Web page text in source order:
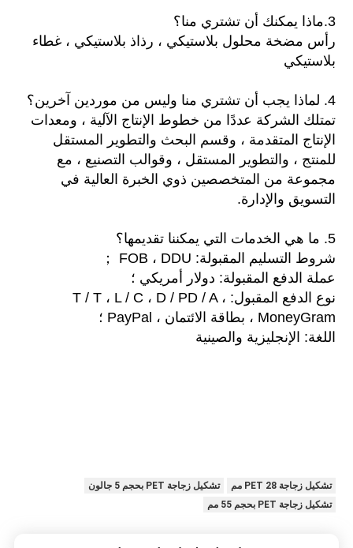
3.ماذا يمكنك أن تشتري منا؟
رأس مضخة محلول بلاستيكي ، رذاذ بلاستيكي ، غطاء
بلاستيكي
4. لماذا يجب أن تشتري منا وليس من موردين آخرين؟
تمتلك الشركة عددًا من خطوط الإنتاج الآلية ، ومعدات
الإنتاج المتقدمة ، وقسم البحث والتطوير المستقل
للمنتج ، والتطوير المستقل ، وقوالب التصنيع ، مع
مجموعة من المتخصصين ذوي الخبرة العالية في
التسويق والإدارة.
5. ما هي الخدمات التي يمكننا تقديمها؟
شروط التسليم المقبولة: FOB ، DDU ；
عملة الدفع المقبولة: دولار أمريكي ؛
نوع الدفع المقبول: T / T ، L / C ، D / PD / A ،
MoneyGram ، بطاقة الائتمان ، PayPal ؛
اللغة: الإنجليزية والصينية
تشكيل زجاجة PET 28 مم
تشكيل زجاجة PET بحجم 5 جالون
تشكيل زجاجة PET بحجم 55 مم